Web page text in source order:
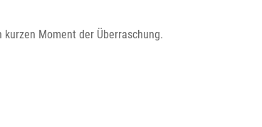
Moment der Überraschung.